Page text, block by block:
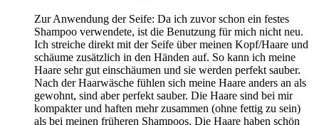
Zur Anwendung der Seife: Da ich zuvor schon ein festes
Shampoo verwendete, ist die Benutzung für mich nicht neu.
Ich streiche direkt mit der Seife über meinen Kopf/Haare und
schäume zusätzlich in den Händen auf. So kann ich meine
Haare sehr gut einschäumen und sie werden perfekt sauber.
Nach der Haarwäsche fühlen sich meine Haare anders an als
gewohnt, sind aber perfekt sauber. Die Haare sind bei mir
kompakter und haften mehr zusammen (ohne fettig zu sein)
als bei meinen früheren Shampoos. Die Haare haben schön